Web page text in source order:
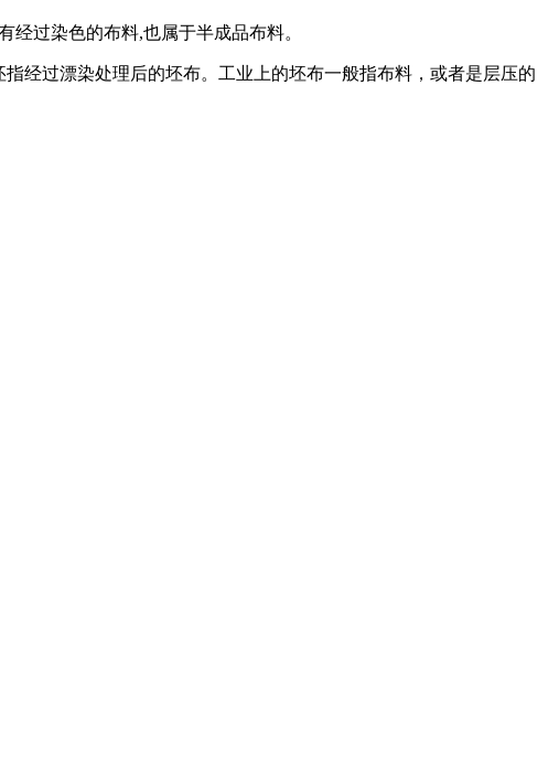
过染色的布料,也属于半成品布料。
经过漂染处理后的坯布。工业上的坯布一般指布料，或者是层压的